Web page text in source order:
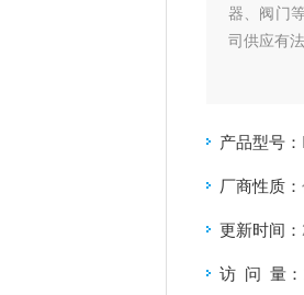
器、阀门
司供应有
产品型号：
厂商性质：
更新时间：
访 问 量：